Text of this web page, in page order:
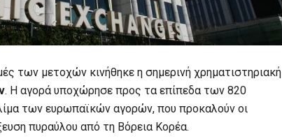
των μετοχών κινήθηκε η σημερινή χρηματιστηριακή
. Η αγορά υποχώρησε προς τα επίπεδα των 820
των ευρωπαϊκών αγορών, που προκαλούν οι
πυραύλου από τη Βόρεια Κορέα.